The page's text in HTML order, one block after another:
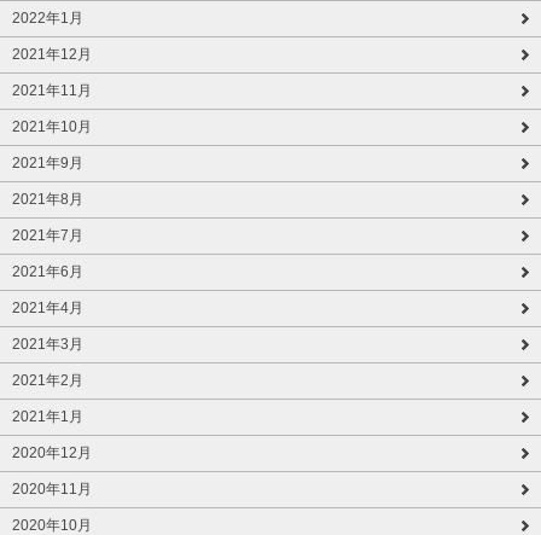
2022年1月
2021年12月
2021年11月
2021年10月
2021年9月
2021年8月
2021年7月
2021年6月
2021年4月
2021年3月
2021年2月
2021年1月
2020年12月
2020年11月
2020年10月